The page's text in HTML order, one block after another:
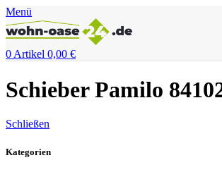
Menü
0Artikel 0,00 €
Schieber Pamilo
Schließen
Kategorien